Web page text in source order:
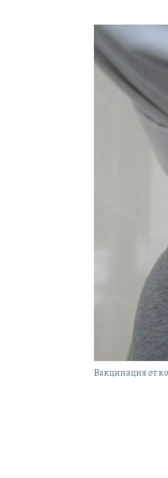
ПОДПИШИТЕСЬ НА РАССЫЛКУ
Вакцинация от